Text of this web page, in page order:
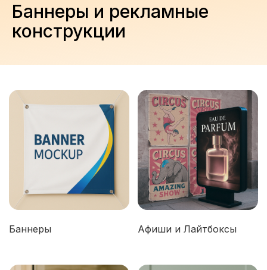
Баннеры и рекламные
конструкции
Баннеры Афиши и Лайтбоксы